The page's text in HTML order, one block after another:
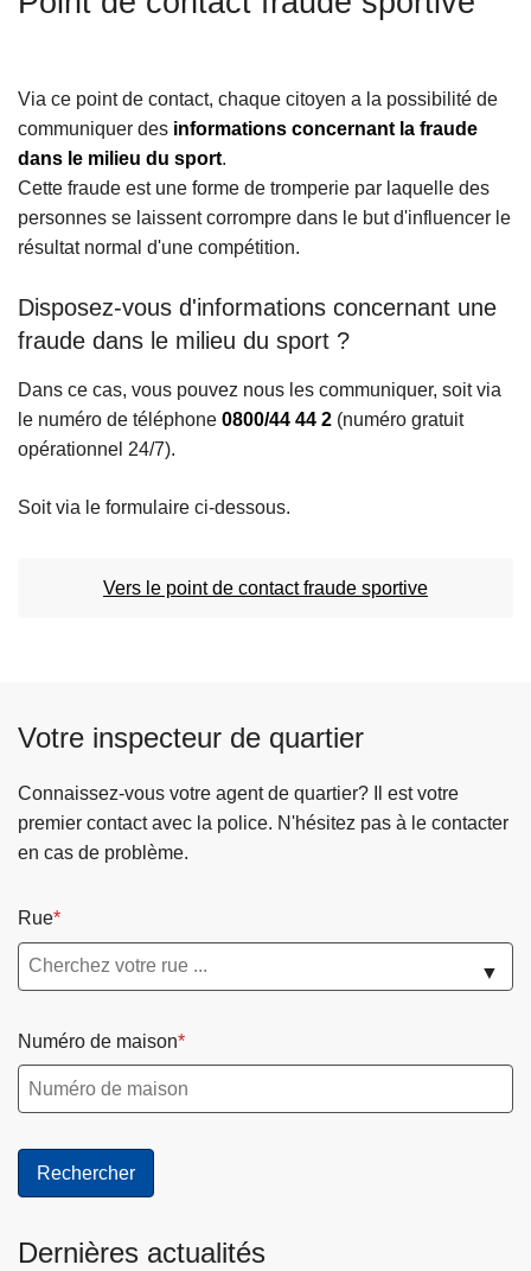
Via ce point de contact, chaque citoyen a la possibilité de
communiquer des informations concernant la fraude
dans le milieu du sport.
Cette fraude est une forme de tromperie par laquelle des
personnes se laissent corrompre dans le but d'influencer le
résultat normal d'une compétition.
Disposez-vous d'informations concernant une
fraude dans le milieu du sport ?
Dans ce cas, vous pouvez nous les communiquer, soit via
le numéro de téléphone 0800/44 44 2 (numéro gratuit
opérationnel 24/7).
Soit via le formulaire ci-dessous.
Vers le point de contact fraude sportive
Votre inspecteur de quartier
Connaissez-vous votre agent de quartier? Il est votre
premier contact avec la police. N'hésitez pas à le contacter
en cas de problème.
Rue
▼
Numéro de maison
Dernières actualités